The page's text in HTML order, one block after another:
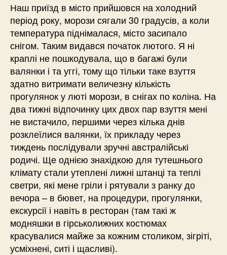
Наш приїзд в місто прийшовся на холодний
період року, морози сягали 30 градусів, а коли
температура піднімалася, місто засипало
снігом. Таким видався початок лютого. Я ні
краплі не пошкодувала, що в багажі були
валянки і та уггі, тому що тільки таке взуття
здатно витримати величезну кількість
прогулянок у люті морози, в снігах по коліна. На
два тижні відпочинку цих двох пар взуття мені
не вистачило, першими через кілька днів
розклеїлися валянки, їх прикладу через
тиждень послідували зручні австралійські
родичі. Ще однією знахідкою для тутешнього
клімату стали утеплені лижні штанці та теплі
светри, які мене гріли і рятували з ранку до
вечора – в бювет, на процедури, прогулянки,
екскурсії і навіть в ресторан (там такі ж
модняшки в гірськолижних костюмах
красувалися майже за кожним столиком, зігріті,
усміхнені, ситі і щасливі).